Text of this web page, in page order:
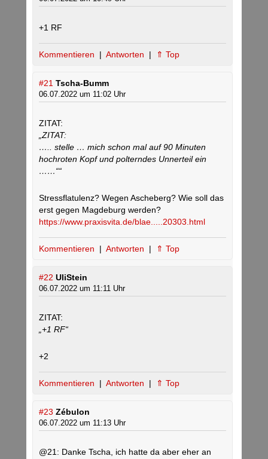
+1 RF
Kommentieren | Antworten | ⇑ Top
#21 Tscha-Bumm
06.07.2022 um 11:02 Uhr
ZITAT:
„ZITAT:
….. stelle … mich schon mal auf 90 Minuten
hochroten Kopf und polterndes Unnerteil ein
……““
Stressflatulenz? Wegen Ascheberg? Wie soll das
erst gegen Magdeburg werden?
https://www.praxisvita.de/blae.....20303.html
Kommentieren | Antworten | ⇑ Top
#22 UliStein
06.07.2022 um 11:11 Uhr
ZITAT:
„+1 RF“
+2
Kommentieren | Antworten | ⇑ Top
#23 Zébulon
06.07.2022 um 11:13 Uhr
@21: Danke Tscha, ich hatte da aber eher an